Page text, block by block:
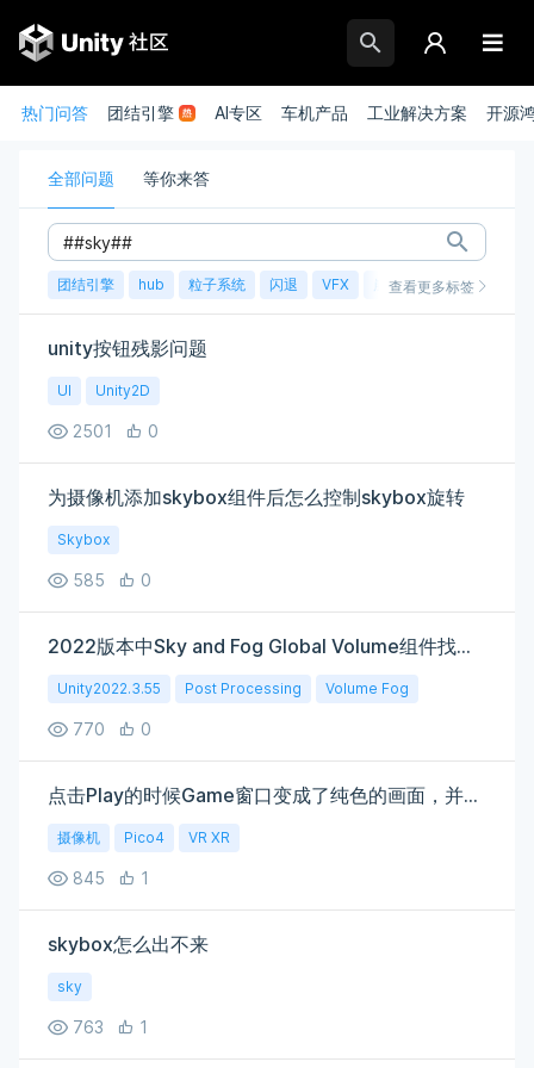
热门问答 团结引擎 AI专区 车机产品 工业解决方案 开源
全部问题 等你来答
团结引擎 hub 粒子系统 闪退 VFX 崩溃 账号 渲染
查看更多标签
unity按钮残影问题
UI Unity2D
2501 0
为摄像机添加skybox组件后怎么控制skybox旋转
Skybox
585 0
2022版本中Sky and Fog Global Volume组件找不到了
Unity2022.3.55 Post Processing Volume Fog
770 0
点击Play的时候Game窗口变成了纯色的画面，并且看不到场景里的内容怎么解决！急急急！
摄像机 Pico4 VR XR
845 1
skybox怎么出不来
sky
763 1